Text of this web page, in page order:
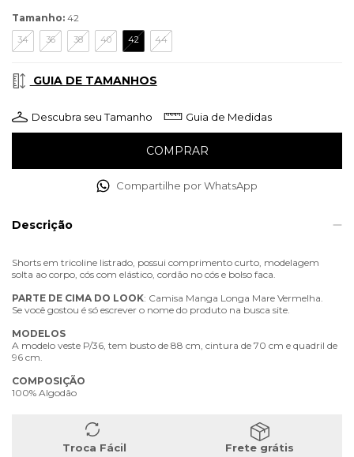
Tamanho: 42
34 36 38 40 42 44
GUIA DE TAMANHOS
Descubra seu Tamanho Guia de Medidas
Compartilhe por WhatsApp
Descrição
Shorts em tricoline listrado, possui comprimento curto, modelagem
solta ao corpo, cós com elástico, cordão no cós e bolso faca.
PARTE DE CIMA DO LOOK: Camisa Manga Longa Mare Vermelha.
Se você gostou é só escrever o nome do produto na busca site.
MODELOS
A modelo veste P/36, tem busto de 88 cm, cintura de 70 cm e quadril de
96 cm.
COMPOSIÇÃO
100% Algodão
Troca Fácil
Frete grátis